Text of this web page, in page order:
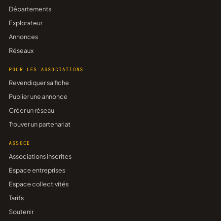
Départements
Explorateur
Annonces
Réseaux
POUR LES ASSOCIATIONS
Revendiquer sa fiche
Publier une annonce
Créer un réseau
Trouver un partenariat
ASSOCE
Associations inscrites
Espace entreprises
Espace collectivités
Tarifs
Soutenir